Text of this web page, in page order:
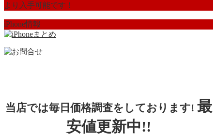
より入手可能です！
iPhone情報
当店では毎日価格調査をしております! 最
安値更新中!!